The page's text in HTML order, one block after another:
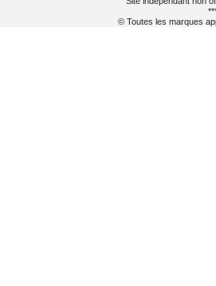
© Toutes les marques